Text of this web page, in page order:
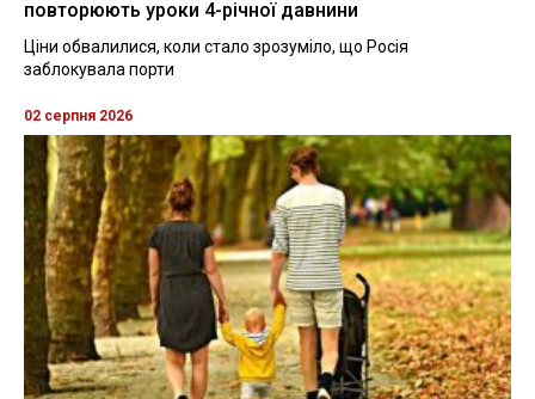
повторюють уроки 4-річної давнини
Ціни обвалилися, коли стало зрозуміло, що Росія
заблокувала порти
02 серпня 2026